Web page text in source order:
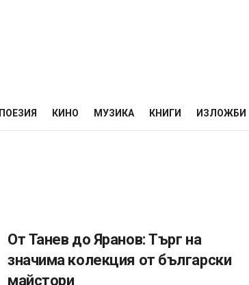
ПОЕЗИЯ КИНО МУЗИКА КНИГИ ИЗЛОЖБИ
От Танев до Яранов: Търг на
значима колекция от български
майстори